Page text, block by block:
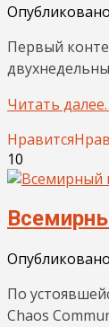
Опубликовано
Первый
Читать
Нравится
10
Опубликовано
По
Chaos